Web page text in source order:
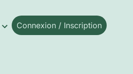
Connexion / Inscription